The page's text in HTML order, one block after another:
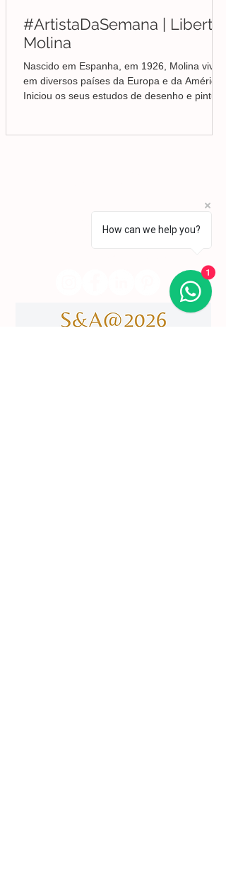
#ArtistaDaSemana | Liberto
Molina
Nascido em Espanha, em 1926, Molina viveu
em diversos países da Europa e da América.
Iniciou os seus estudos de desenho e pintura
(Chamada para uma rede fixa nacional)
How can we help you?
1